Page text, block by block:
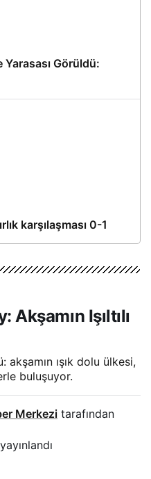
Yarasası Görüldü:
karşılaşması 0-1
Akşamın Işıltılı
ışık dolu ülkesi,
buluşuyor.
Merkezi tarafından
yayınlandı